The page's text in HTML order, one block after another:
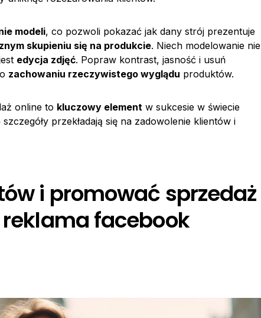
modeli, co pozwoli pokazać jak dany strój prezentuje
skupieniu się na produkcie. Niech modelowanie nie
edycja zdjęć. Popraw kontrast, jasność i usuń
zachowaniu rzeczywistego wyglądu produktów.
online to kluczowy element w sukcesie w świecie
przekładają się na zadowolenie klientów i
i promować sprzedaż
facebook